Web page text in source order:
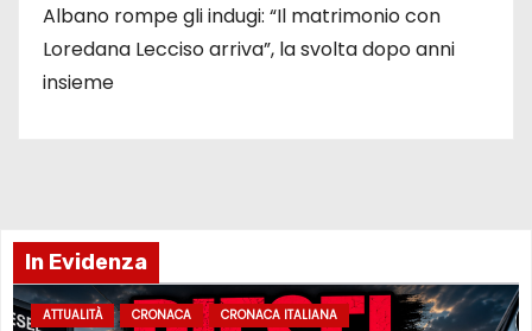
Albano rompe gli indugi: “Il matrimonio con
Loredana Lecciso arriva”, la svolta dopo anni
insieme
In Evidenza
ATTUALITÀ CRONACA CRONACA ITALIANA